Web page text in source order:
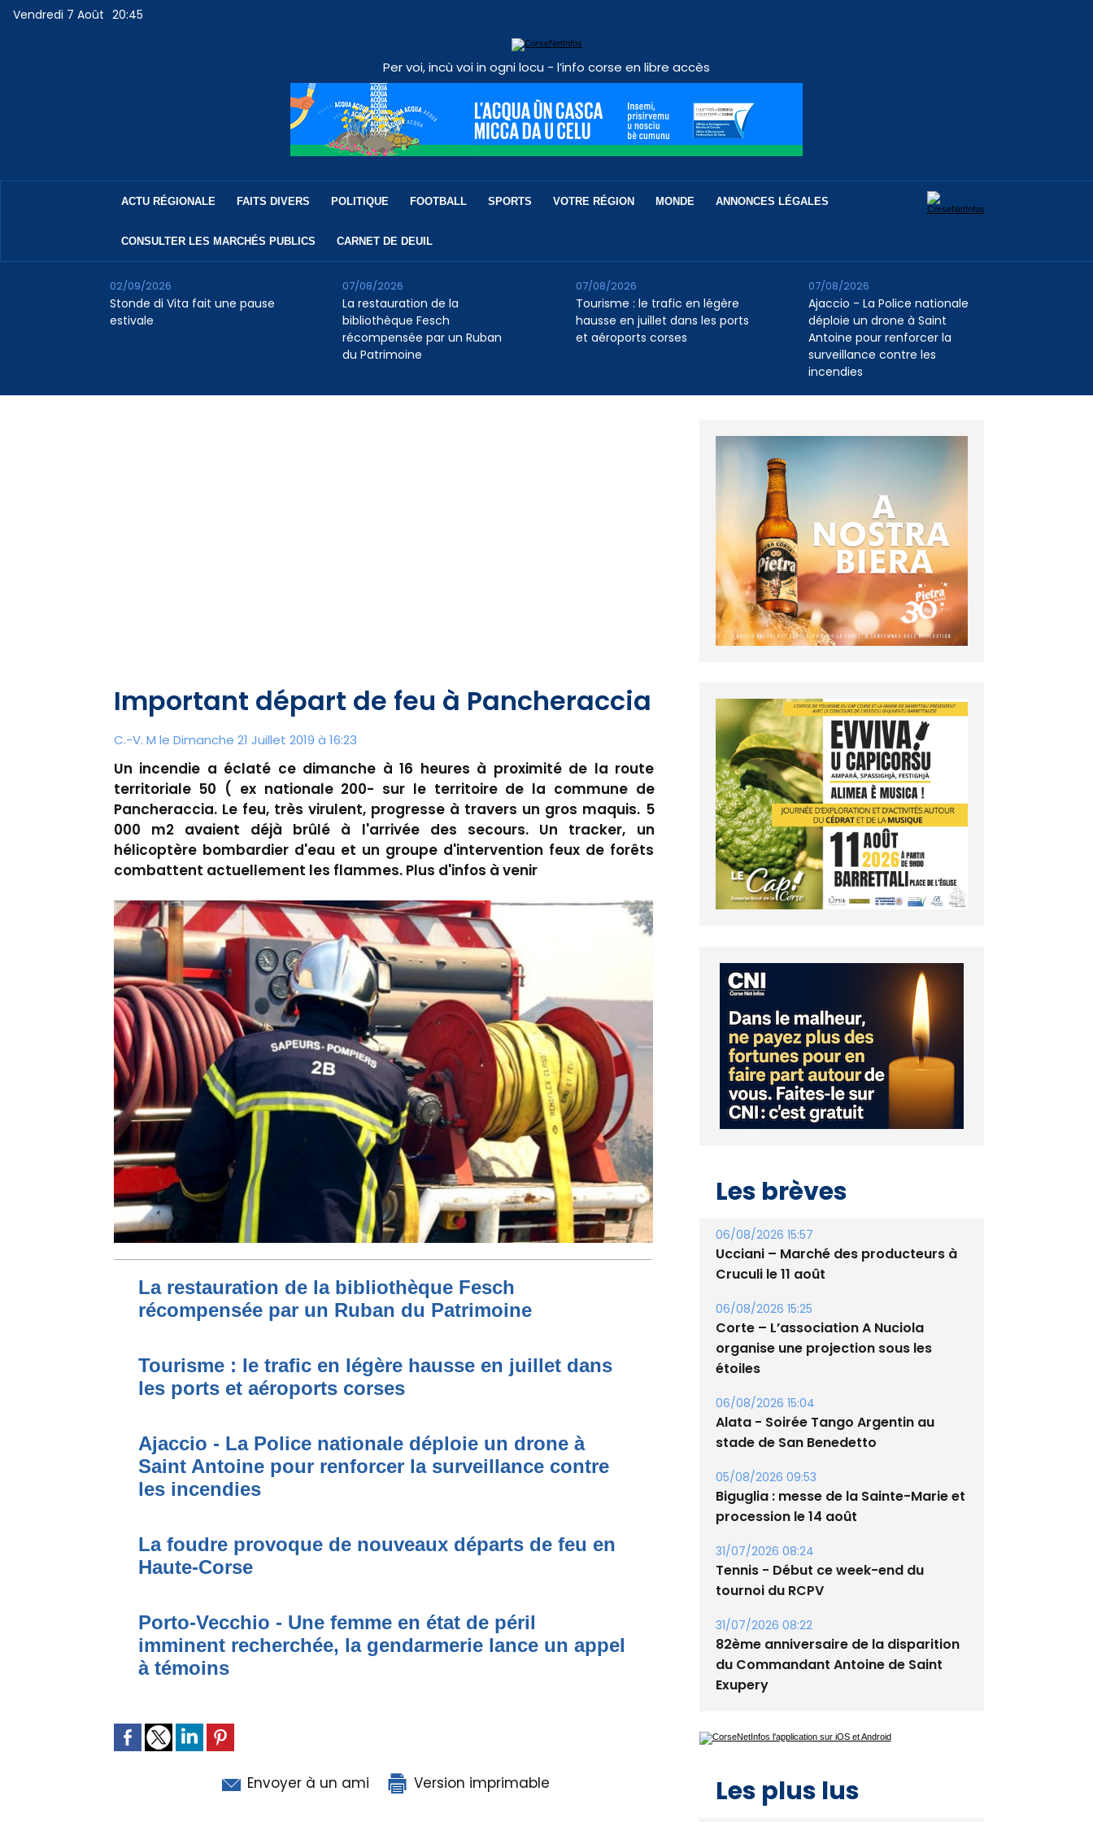
Vendredi 7 Août 20:45
Per voi, incù voi in ogni locu - l’info corse en libre accès
ACTU RÉGIONALE FAITS DIVERS POLITIQUE FOOTBALL SPORTS VOTRE RÉGION MONDE ANNONCES LÉGALES
CONSULTER LES MARCHÉS PUBLICS CARNET DE DEUIL
Stonde di Vita fait une pause
estivale
02/09/2026
La restauration de la
bibliothèque Fesch
récompensée par un Ruban
du Patrimoine
07/08/2026
Tourisme : le trafic en légère
hausse en juillet dans les ports
et aéroports corses
07/08/2026
Ajaccio - La Police nationale
déploie un drone à Saint
Antoine pour renforcer la
surveillance contre les
incendies
07/08/2026
Important départ de feu à Pancheraccia
C.-V. M le Dimanche 21 Juillet 2019 à 16:23
Un incendie a éclaté ce dimanche à 16 heures à proximité de la route
territoriale 50 ( ex nationale 200- sur le territoire de la commune de
Pancheraccia. Le feu, très virulent, progresse à travers un gros maquis. 5
000 m2 avaient déjà brûlé à l'arrivée des secours. Un tracker, un
hélicoptère bombardier d'eau et un groupe d'intervention feux de forêts
combattent actuellement les flammes. Plus d'infos à venir
La restauration de la bibliothèque Fesch
récompensée par un Ruban du Patrimoine
Tourisme : le trafic en légère hausse en juillet dans
les ports et aéroports corses
Ajaccio - La Police nationale déploie un drone à
Saint Antoine pour renforcer la surveillance contre
les incendies
La foudre provoque de nouveaux départs de feu en
Haute-Corse
Porto-Vecchio - Une femme en état de péril
imminent recherchée, la gendarmerie lance un appel
à témoins
Envoyer à un ami Version imprimable
Les brèves
06/08/2026 15:57
Cruculi le 11 août
06/08/2026 15:25
Corte – L’association A Nuciola
étoiles
06/08/2026 15:04
stade de San Benedetto
05/08/2026 09:53
procession le 14 août
31/07/2026 08:24
tournoi du RCPV
31/07/2026 08:22
82ème anniversaire de la disparition